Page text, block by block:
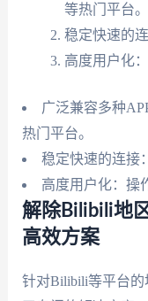
等热门平台。
稳定快速的
高度用户化
广泛兼容多种
热门平台。
稳定快速的连接
高度用户化：操
解除Bilibili地
高效方案
针对Bilibili等平台